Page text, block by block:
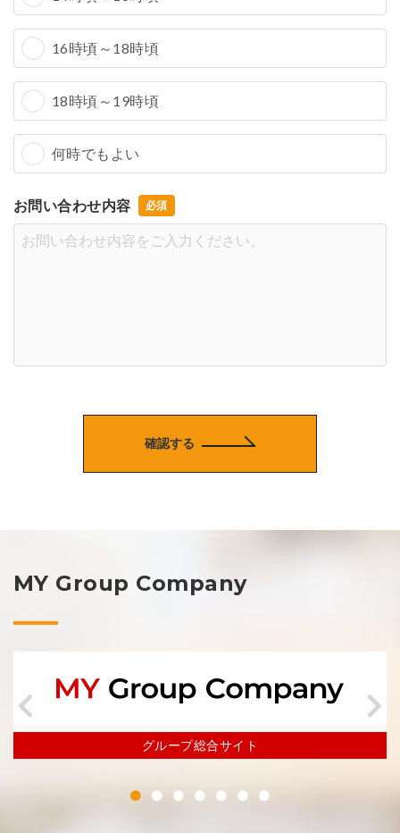
16時頃～18時頃
18時頃～19時頃
何時でもよい
お問い合わせ内容
確認する
MY Group Company
グループ総合サイト